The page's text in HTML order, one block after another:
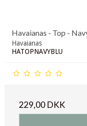
Havaianas - Top -
Havaianas
HATOPNAVYBLU
229,00 DKK